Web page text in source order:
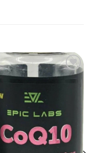
Добавить